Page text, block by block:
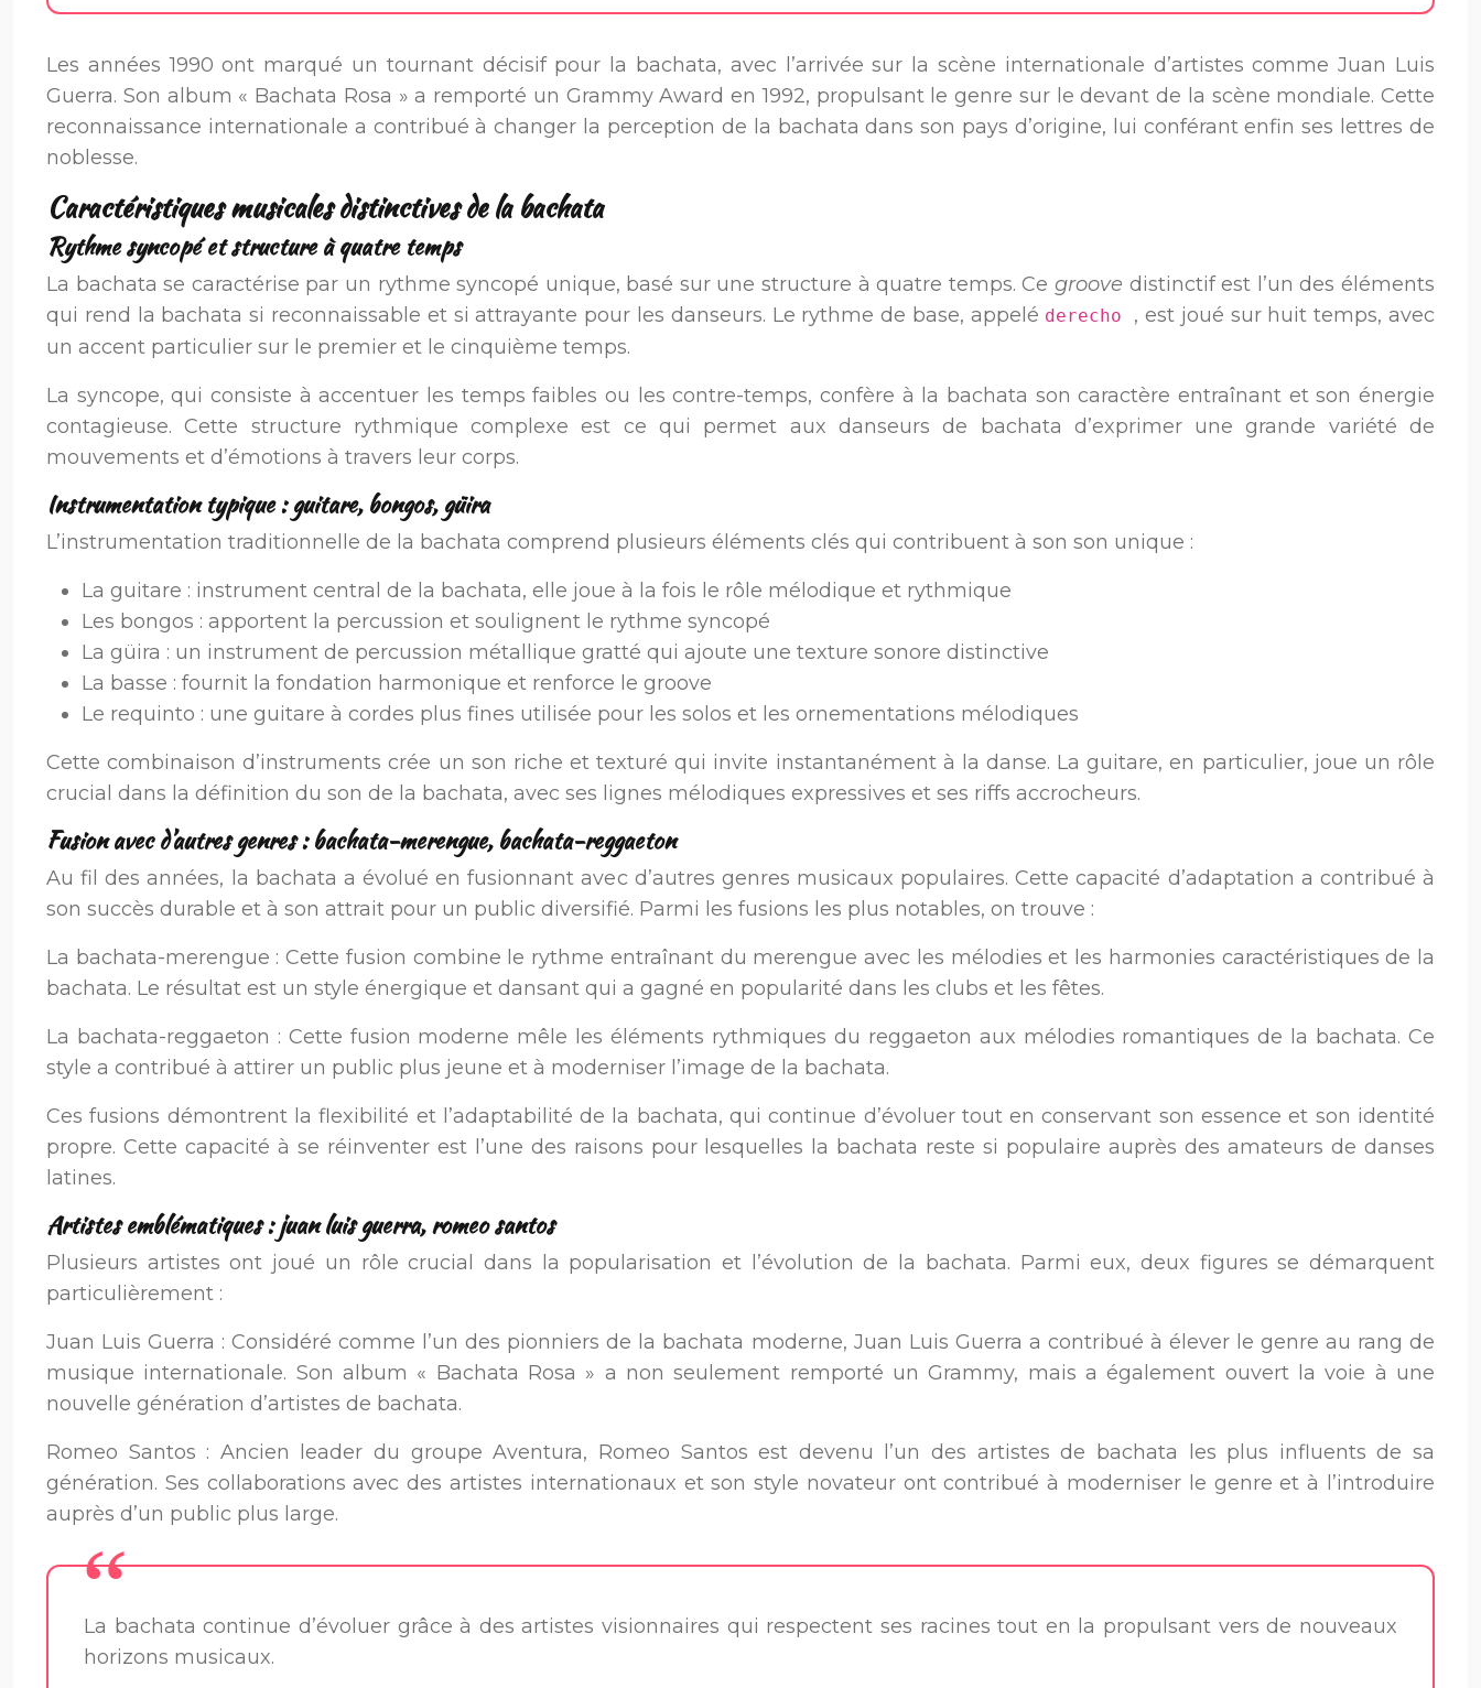
Les années 1990 ont marqué un tournant décisif pour la bachata, avec l’arrivée sur la scène internationale d’artistes comme Juan Luis
Guerra. Son album « Bachata Rosa » a remporté un Grammy Award en 1992, propulsant le genre sur le devant de la scène mondiale. Cette
reconnaissance internationale a contribué à changer la perception de la bachata dans son pays d’origine, lui conférant enfin ses lettres de
noblesse.
Caractéristiques musicales distinctives de la bachata
Rythme syncopé et structure à quatre temps
La bachata se caractérise par un rythme syncopé unique, basé sur une structure à quatre temps. Cegroove distinctif est l’un des éléments
qui rend la bachata si reconnaissable et si attrayante pour les danseurs. Le rythme de base, appelé derecho , est joué sur huit temps, avec
un accent particulier sur le premier et le cinquième temps.
La syncope, qui consiste à accentuer les temps faibles ou les contre-temps, confère à la bachata son caractère entraînant et son énergie
contagieuse. Cette structure rythmique complexe est ce qui permet aux danseurs de bachata d’exprimer une grande variété de
mouvements et d’émotions à travers leur corps.
Instrumentation typique : guitare, bongos, güira
L’instrumentation traditionnelle de la bachata comprend plusieurs éléments clés qui contribuent à son son unique :
La guitare : instrument central de la bachata, elle joue à la fois le rôle mélodique et rythmique
Les bongos : apportent la percussion et soulignent le rythme syncopé
La güira : un instrument de percussion métallique gratté qui ajoute une texture sonore distinctive
La basse : fournit la fondation harmonique et renforce le groove
Le requinto : une guitare à cordes plus fines utilisée pour les solos et les ornementations mélodiques
Cette combinaison d’instruments crée un son riche et texturé qui invite instantanément à la danse. La guitare, en particulier, joue un rôle
crucial dans la définition du son de la bachata, avec ses lignes mélodiques expressives et ses riffs accrocheurs.
Fusion avec d’autres genres : bachata-merengue, bachata-reggaeton
Au fil des années, la bachata a évolué en fusionnant avec d’autres genres musicaux populaires. Cette capacité d’adaptation a contribué à
son succès durable et à son attrait pour un public diversifié. Parmi les fusions les plus notables, on trouve :
La bachata-merengue : Cette fusion combine le rythme entraînant du merengue avec les mélodies et les harmonies caractéristiques de la
bachata. Le résultat est un style énergique et dansant qui a gagné en popularité dans les clubs et les fêtes.
La bachata-reggaeton : Cette fusion moderne mêle les éléments rythmiques du reggaeton aux mélodies romantiques de la bachata. Ce
style a contribué à attirer un public plus jeune et à moderniser l’image de la bachata.
Ces fusions démontrent la flexibilité et l’adaptabilité de la bachata, qui continue d’évoluer tout en conservant son essence et son identité
propre. Cette capacité à se réinventer est l’une des raisons pour lesquelles la bachata reste si populaire auprès des amateurs de danses
latines.
Artistes emblématiques : juan luis guerra, romeo santos
Plusieurs artistes ont joué un rôle crucial dans la popularisation et l’évolution de la bachata. Parmi eux, deux figures se démarquent
particulièrement :
Juan Luis Guerra : Considéré comme l’un des pionniers de la bachata moderne, Juan Luis Guerra a contribué à élever le genre au rang de
musique internationale. Son album « Bachata Rosa » a non seulement remporté un Grammy, mais a également ouvert la voie à une
nouvelle génération d’artistes de bachata.
Romeo Santos : Ancien leader du groupe Aventura, Romeo Santos est devenu l’un des artistes de bachata les plus influents de sa
génération. Ses collaborations avec des artistes internationaux et son style novateur ont contribué à moderniser le genre et à l’introduire
auprès d’un public plus large.
La bachata continue d’évoluer grâce à des artistes visionnaires qui respectent ses racines tout en la propulsant vers de nouveaux
horizons musicaux.